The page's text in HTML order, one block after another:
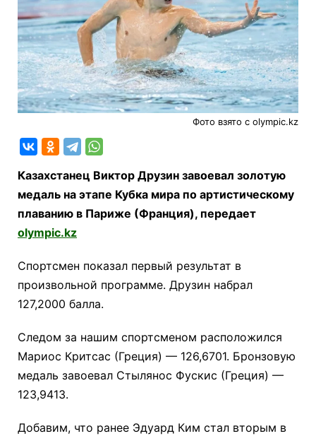
Фото взято с olympic.kz
Казахстанец Виктор Друзин завоевал золотую
медаль на этапе Кубка мира по артистическому
плаванию в Париже (Франция), передает
olympic.kz
Спортсмен показал первый результат в
произвольной программе. Друзин набрал
127,2000 балла.
Следом за нашим спортсменом расположился
Мариос Критсас (Греция) — 126,6701. Бронзовую
медаль завоевал Стылянос Фускис (Греция) —
123,9413.
Добавим, что ранее Эдуард Ким стал вторым в